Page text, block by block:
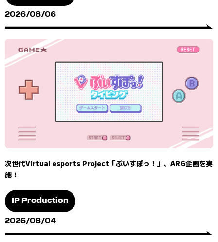
2026/08/06
次世代Virtual esports Project「ぶいすぽっ！」、ARG企画を実
施！
IP Production
2026/08/04